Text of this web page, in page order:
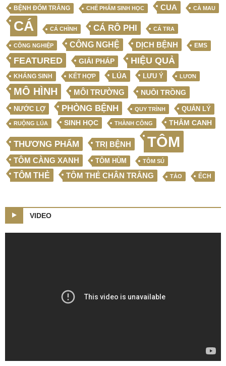
BỆNH ĐỐM TRẮNG CHẾ PHẨM SINH HỌC CUA CÀ MAU
CÁ CÁ CHÌNH CÁ RÔ PHI CÁ TRA
CÔNG NGHIỆP CÔNG NGHỆ DỊCH BỆNH EMS
FEATURED GIẢI PHÁP HIỆU QUẢ
KHÁNG SINH KẾT HỢP LÚA LƯU Ý LƯƠN
MÔ HÌNH MÔI TRƯỜNG NUÔI TRỒNG
NƯỚC LỢ PHÒNG BỆNH QUY TRÌNH QUẢN LÝ
RUỘNG LÚA SINH HỌC THÀNH CÔNG THÂM CANH
THƯƠNG PHẨM TRỊ BỆNH TÔM
TÔM CÀNG XANH TÔM HÙM TÔM SÚ
TÔM THẺ TÔM THẺ CHÂN TRẮNG TẢO ẾCH
VIDEO